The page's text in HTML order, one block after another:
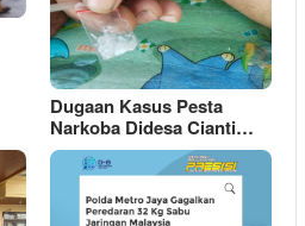
Dugaan Kasus Pesta
Narkoba Didesa Cianti…